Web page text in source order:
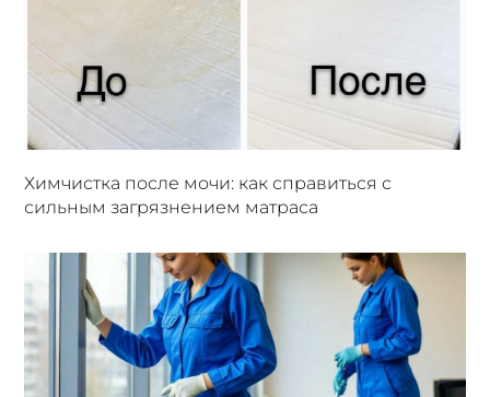
Химчистка после мочи: как справиться с
сильным загрязнением матраса